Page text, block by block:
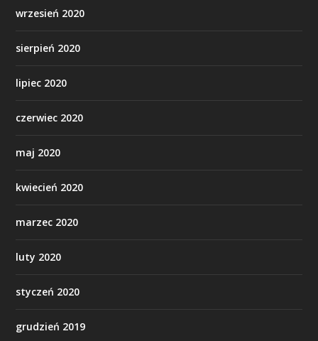
wrzesień 2020
sierpień 2020
lipiec 2020
czerwiec 2020
maj 2020
kwiecień 2020
marzec 2020
luty 2020
styczeń 2020
grudzień 2019